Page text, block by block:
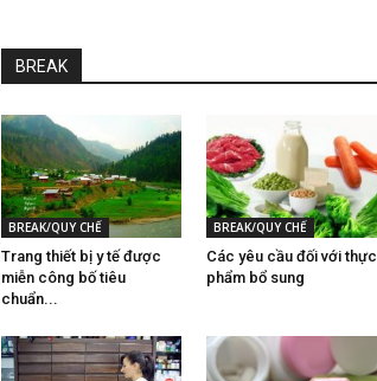
BREAK
BREAK/QUY CHẾ
Trang thiết bị y tế được
miễn công bố tiêu
chuẩn...
BREAK/QUY CHẾ
Các yêu cầu đối với thực
phẩm bổ sung